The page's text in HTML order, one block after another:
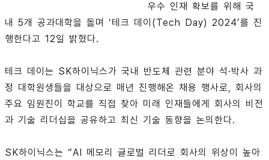
우수 인재 확보를 위해 국
내 5개 공과대학을 돌며 ‘테크 데이(Tech Day) 2024’를 진
행한다고 12일 밝혔다.
테크 데이는 SK하이닉스가 국내 반도체 관련 분야 석·박사 과
정 대학원생들을 대상으로 매년 진행해온 채용 행사로, 회사의
주요 임원진이 학교를 직접 찾아 미래 인재들에게 회사의 비전
과 기술 리더십을 공유하고 최신 기술 동향을 논의한다.
SK하이닉스는 “AI 메모리 글로벌 리더로 회사의 위상이 높아